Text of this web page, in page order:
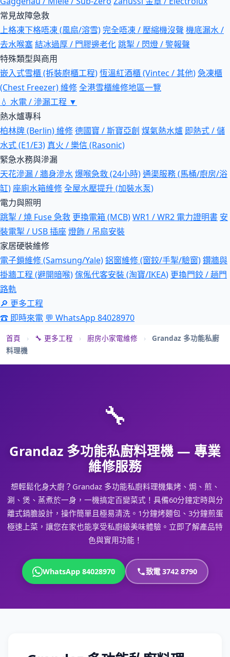
常見故障急救
上格凍下格唔凍 (風扇/溶雪)完全唔凍 / 壓縮機沒聲 機底漏水 /
去水喉塞結冰過厚 / 門膠邊老化跳掣 / 閃燈 / 警報聲
特殊類型與商用
嵌入式雪櫃 (拆裝廚櫃工程)恆溫紅酒櫃 (Vintec / 其他)急凍櫃
(Chest Freezer) 維修全港雪櫃維修地區一覽
💧 水電 / 滲漏工程 ▼
熱水爐專科
柏林牌 (Berlin) 維修德國寶 / 斯寶亞創 煤氣熱水爐 即熱式 / 儲
水式 (E1/E3) 真火 / 樂信 (Rasonic)
緊急水務與滲漏
天花滲漏 / 牆身滲水爆喉急救 (24小時)通渠服務 (馬桶/廚房/浴
缸) 座廁水箱維修全屋水壓提升 (加裝水泵)
電力與照明
跳掣 / 燒 Fuse 急救 更換電箱 (MCB)WR1 / WR2 電力證明書 安
裝電掣 / USB 插座燈飾 / 吊扇安裝
家居硬裝維修
電子鎖維修 (Samsung/Yale)鋁窗維修 (窗鉸/手掣/驗窗)鑽牆與
掛牆工程 (避開暗喉)傢俬代客安裝 (淘寶/IKEA) 更換門鉸 / 趟門
路軌
🔎 更多工程
☎ 即時來電 💬 WhatsApp 84028970
首頁 › 🔧 更多工程 › 廚房小家電維修 ›
Grandaz 多功能私廚
料理機
🔧
Grandaz 多功能私廚料理機 — 專業
維修服務
想輕鬆化身大廚？Grandaz 多功能私廚料理機集烤、焗、煎、
涮、煲、蒸煮於一身，一機搞定百變菜式！具備60分鐘定時與分
離式鍋膽設計，操作簡單且極易清洗。1分鐘烤麵包、3分鐘煎蛋
極速上菜，讓您在家也能享受私廚級美味體驗。立即了解產品特
色與實用功能！
WhatsApp 84028970 致電 3742 8790